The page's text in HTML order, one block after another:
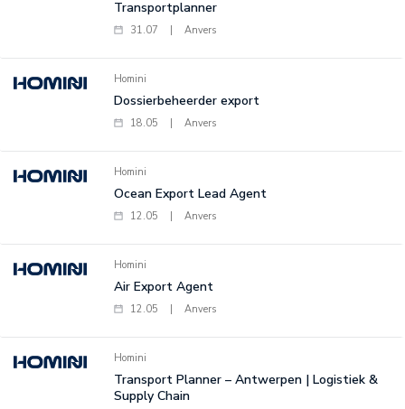
Transportplanner
31.07 Anvers
Homini
Dossierbeheerder export
18.05 Anvers
Homini
Ocean Export Lead Agent
12.05 Anvers
Homini
Air Export Agent
12.05 Anvers
Homini
Transport Planner – Antwerpen | Logistiek &
Supply Chain